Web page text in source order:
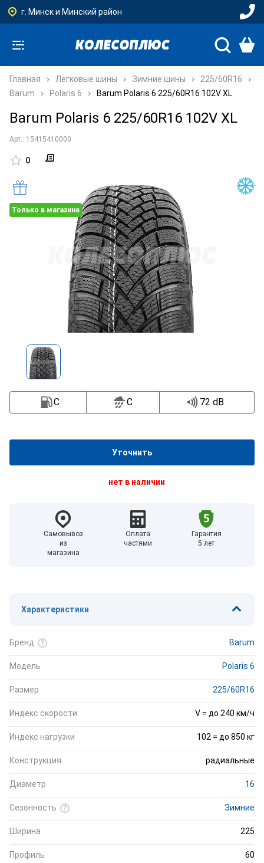
г. Минск и Минский район
Главная Легковые шины Зимние шины
225/60R16
Barum
Polaris 6 Barum Polaris 6 225/60R16 102V XL
Barum Polaris 6 225/60R16 102V XL
Арт.: 15415410000
0
Только в магазине
C C 72 dB
Уточнить
нет в наличии
Самовывоз
из
магазина
Оплата
частями
Гарантия
5 лет
Характеристики
Бренд Barum
Модель Polaris 6
Размер 225/60R16
Индекс скорости V = до 240 км/ч
Индекс нагрузки 102 = до 850 кг
Конструкция радиальные
Диаметр 16
Сезонность Зимние
Ширина 225
Профиль 60